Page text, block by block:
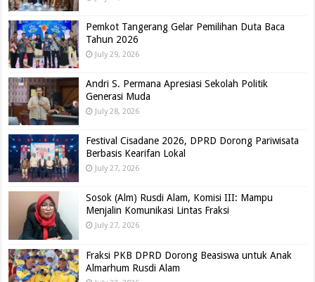
Pemkot Tangerang Gelar Pemilihan Duta Baca
Tahun 2026
July 29, 2026
Andri S. Permana Apresiasi Sekolah Politik
Generasi Muda
July 28, 2026
Festival Cisadane 2026, DPRD Dorong Pariwisata
Berbasis Kearifan Lokal
July 27, 2026
Sosok (Alm) Rusdi Alam, Komisi III: Mampu
Menjalin Komunikasi Lintas Fraksi
July 27, 2026
Fraksi PKB DPRD Dorong Beasiswa untuk Anak
Almarhum Rusdi Alam